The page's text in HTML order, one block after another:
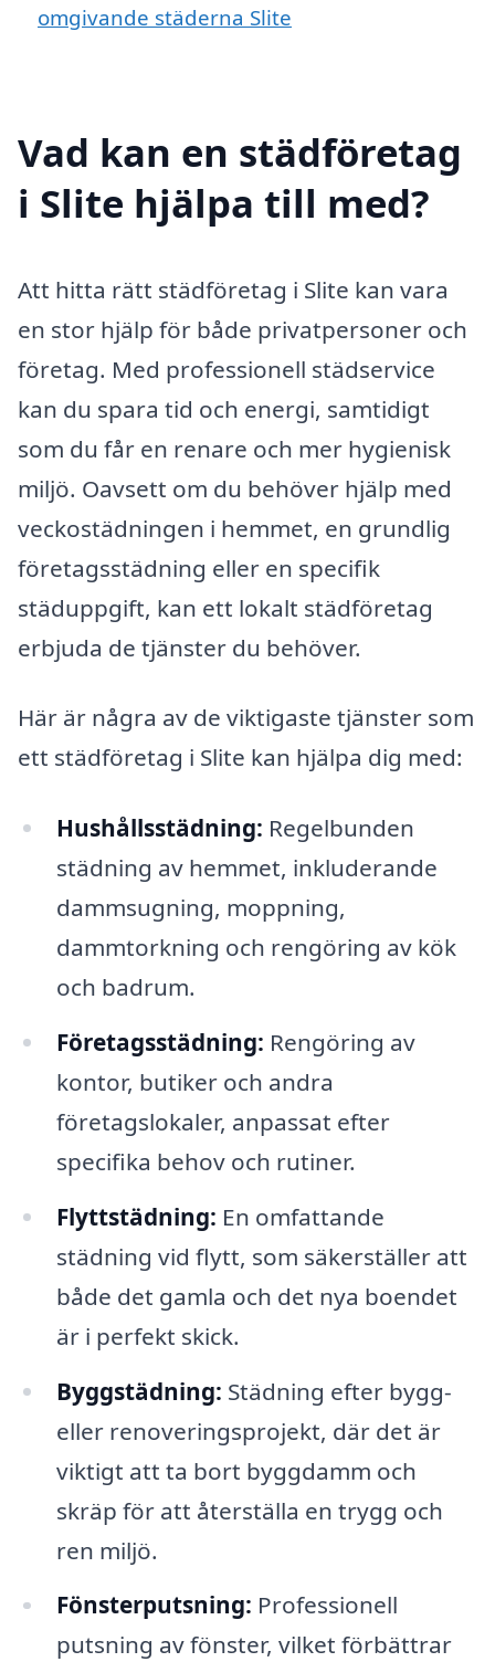
omgivande städerna Slite
Vad kan en städföretag
i Slite hjälpa till med?
Att hitta rätt städföretag i Slite kan vara
en stor hjälp för både privatpersoner och
företag. Med professionell städservice
kan du spara tid och energi, samtidigt
som du får en renare och mer hygienisk
miljö. Oavsett om du behöver hjälp med
veckostädningen i hemmet, en grundlig
företagsstädning eller en specifik
städuppgift, kan ett lokalt städföretag
erbjuda de tjänster du behöver.
Här är några av de viktigaste tjänster som
ett städföretag i Slite kan hjälpa dig med:
Hushållsstädning: Regelbunden
städning av hemmet, inkluderande
dammsugning, moppning,
dammtorkning och rengöring av kök
och badrum.
Företagsstädning: Rengöring av
kontor, butiker och andra
företagslokaler, anpassat efter
specifika behov och rutiner.
Flyttstädning: En omfattande
städning vid flytt, som säkerställer att
både det gamla och det nya boendet
är i perfekt skick.
Byggstädning: Städning efter bygg-
eller renoveringsprojekt, där det är
viktigt att ta bort byggdamm och
skräp för att återställa en trygg och
ren miljö.
Fönsterputsning: Professionell
putsning av fönster, vilket förbättrar